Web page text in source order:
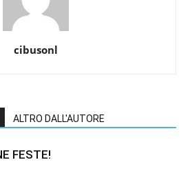
cibusonl
ALTRO DALL'AUTORE
FESTE!